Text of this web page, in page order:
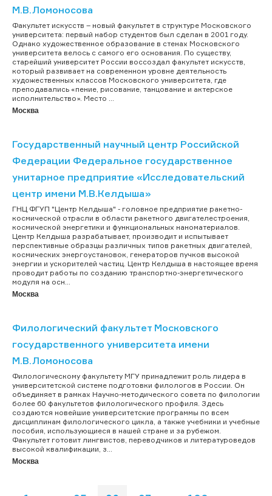
М.В.Ломоносова
Факультет искусств – новый факультет в структуре Московского
университета: первый набор студентов был сделан в 2001 году.
Однако художественное образование в стенах Московского
университета велось с самого его основания. По существу,
старейший университет России воссоздал факультет искусств,
который развивает на современном уровне деятельность
художественных классов Московского университета, где
преподавались «пение, рисование, танцование и актерское
исполнительство». Место ...
Москва
Государственный научный центр Российской
Федерации Федеральное государственное
унитарное предприятие «Исследовательский
центр имени М.В.Келдыша»
ГНЦ ФГУП "Центр Келдыша" - головное предприятие ракетно-
космической отрасли в области ракетного двигателестроения,
космической энергетики и функциональных наноматериалов.
Центр Келдыша разрабатывает, производит и испытывает
перспективные образцы различных типов ракетных двигателей,
космических энергоустановок, генераторов пучков высокой
энергии и ускорителей частиц. Центр Келдыша в настоящее время
проводит работы по созданию транспортно-энергетического
модуля на осн...
Москва
Филологический факультет Московского
государственного университета имени
М.В.Ломоносова
Филологическому факультету МГУ принадлежит роль лидера в
университетской системе подготовки филологов в России. Он
объединяет в рамках Научно-методического совета по филологии
более 60 факультетов филологического профиля. Здесь
создаются новейшие университетские программы по всем
дисциплинам филологического цикла, а также учебники и учебные
пособия, использующиеся в нашей стране и за рубежом.
Факультет готовит лингвистов, переводчиков и литературоведов
высокой квалификации, з...
Москва